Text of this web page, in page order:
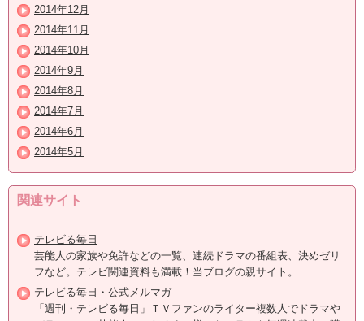
2014年12月
2014年11月
2014年10月
2014年9月
2014年8月
2014年7月
2014年6月
2014年5月
関連サイト
テレビる毎日
芸能人の家族や免許などの一覧、連続ドラマの番組表、決めゼリ
フなど。テレビ関連資料も満載！当ブログの親サイト。
テレビる毎日・公式メルマガ
「週刊・テレビる毎日」ＴＶファンのライター複数人でドラマや